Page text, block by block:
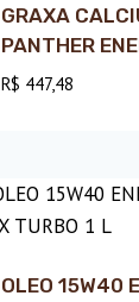
GRAXA
PANTHER
R$ 447,48
OLEO 15W40